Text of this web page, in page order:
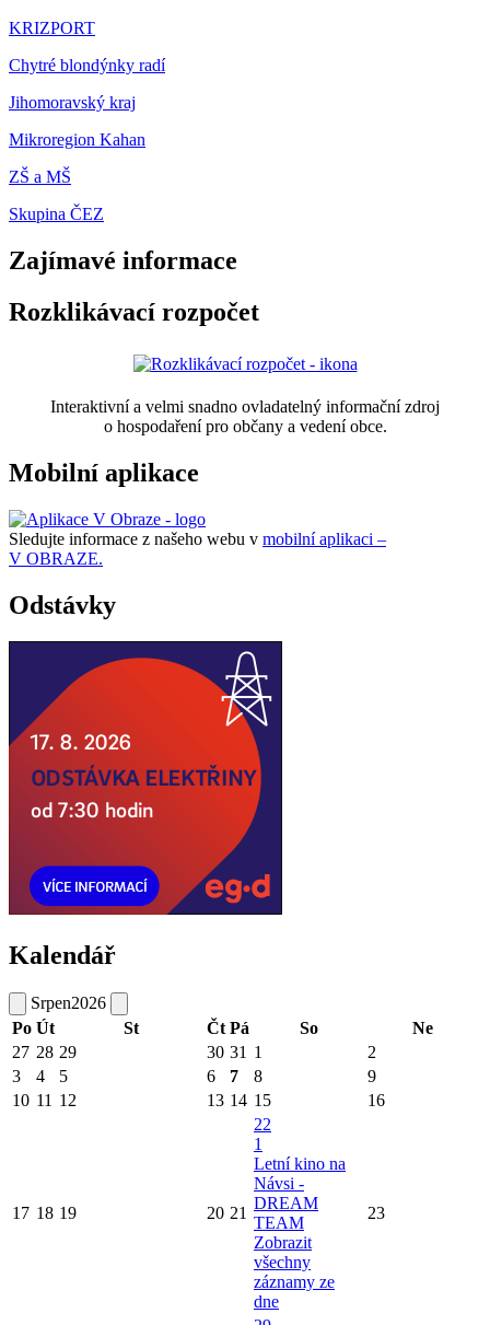
KRIZPORT
Chytré blondýnky radí
Jihomoravský kraj
Mikroregion Kahan
ZŠ a MŠ
Skupina ČEZ
Zajímavé informace
Rozklikávací rozpočet
Interaktivní a velmi snadno ovladatelný informační zdroj
o hospodaření pro občany a vedení obce.
Mobilní aplikace
Sledujte informace z našeho webu v mobilní aplikaci –
V OBRAZE.
Odstávky
Kalendář
Srpen2026
Po Út St Čt Pá So
Ne
27 28 29 30 31 1
2
3
4 5 6 7 8
9
10 11 12 13 14 15 16
17 18 19 20 21
22
1
Letní kino na
Návsi -
DREAM
TEAM
Zobrazit
všechny
záznamy ze
dne
23